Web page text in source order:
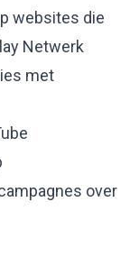
websites die
Netwerk
met
over